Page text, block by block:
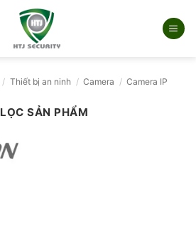
/ Thiết bị an ninh / Camera / Camera IP
LỌC SẢN PHẨM